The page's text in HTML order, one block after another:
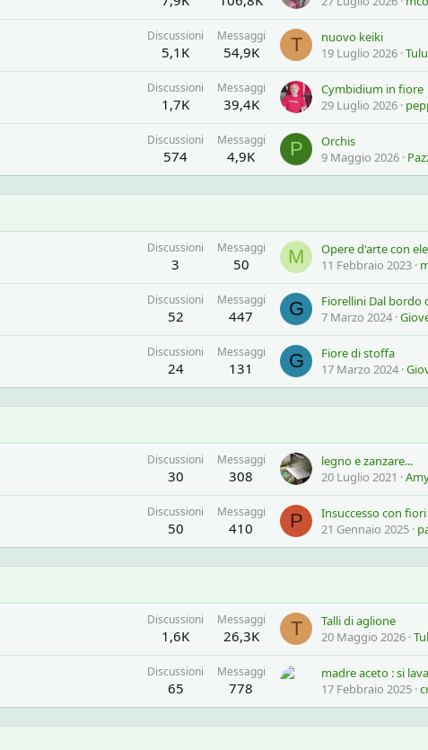
Discussioni
5,1K
Messaggi
54,9K T
nuovo keiki
19 Luglio 2026
Discussioni
1,7K
Messaggi
39,4K
Cymbidium in fiore
29 Luglio 2026
Discussioni
574
Messaggi
4,9K P
Orchis
9 Maggio 2026
Discussioni
3
Messaggi
50 M
Opere d'arte con
11 Febbraio 2023
Discussioni
52
Messaggi
447 G
7 Marzo 2024
Discussioni
24
Messaggi
131 G
Fiore di stoffa
17 Marzo 2024
Discussioni
30
Messaggi
308
legno e zanzare...
20 Luglio 2021
Discussioni
50
Messaggi
410 P
Insuccesso con fiori
21 Gennaio 2025
Discussioni
1,6K
Messaggi
26,3K T
Talli di aglione
20 Maggio 2026
Discussioni
65
Messaggi
778
madre aceto : si
17 Febbraio 2025